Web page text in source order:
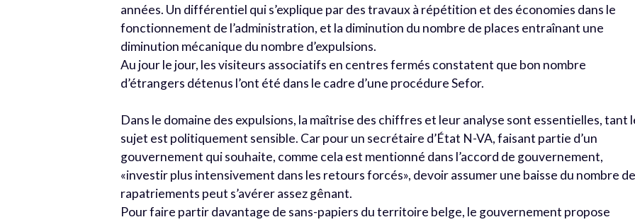
années. Un différentiel qui s’explique par des travaux à répétition et des économies dans le
fonctionnement de l’administration, et la diminution du nombre de places entraînant une
diminution mécanique du nombre d’expulsions.
Au jour le jour, les visiteurs associatifs en centres fermés constatent que bon nombre
d’étrangers détenus l’ont été dans le cadre d’une procédure Sefor.
Dans le domaine des expulsions, la maîtrise des chiffres et leur analyse sont essentielles, tant
sujet est politiquement sensible. Car pour un secrétaire d’État N-VA, faisant partie d’un
gouvernement qui souhaite, comme cela est mentionné dans l’accord de gouvernement,
«investir plus intensivement dans les retours forcés», devoir assumer une baisse du nombre
rapatriements peut s’avérer assez gênant.
Pour faire partir davantage de sans-papiers du territoire belge, le gouvernement propose